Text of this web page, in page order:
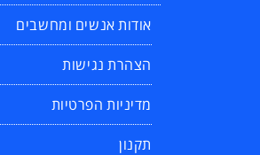
אודות אנשים ומחשבים
הצהרת נגישות
מדיניות הפרטיות
תקנון